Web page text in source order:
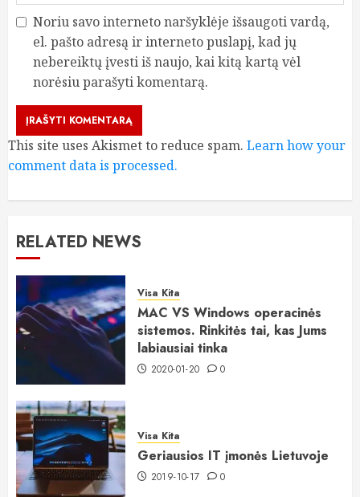
Noriu savo interneto naršyklėje išsaugoti vardą,
el. pašto adresą ir interneto puslapį, kad jų
nebereiktų įvesti iš naujo, kai kitą kartą vėl
norėsiu parašyti komentarą.
This site uses Akismet to reduce spam. Learn how your
comment data is processed.
RELATED NEWS
Visa Kita
MAC VS Windows operacinės
sistemos. Rinkitės tai, kas Jums
labiausiai tinka
2020-01-20 0
Visa Kita
Geriausios IT įmonės Lietuvoje
2019-10-17 0